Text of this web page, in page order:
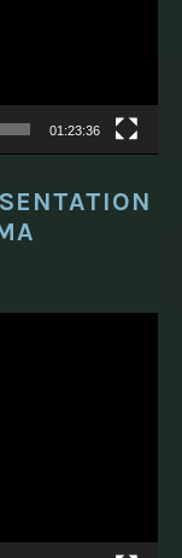
01:23:36